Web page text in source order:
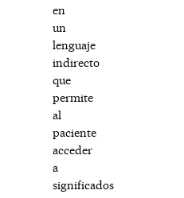
en
un
lenguaje
indirecto
que
permite
al
paciente
acceder
a
significados